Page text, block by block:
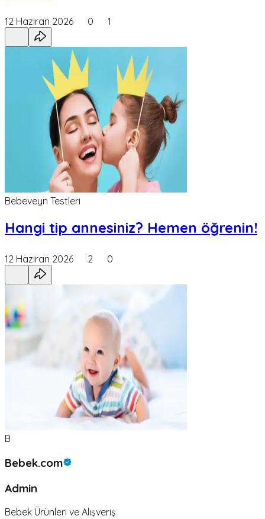
12 Haziran 2026 0 1
Bebeveyn Testleri
Hangi tip annesiniz? Hemen öğrenin!
12 Haziran 2026 2 0
B
Bebek.com
Admin
Bebek Ürünleri ve Alışveriş